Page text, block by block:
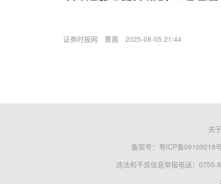
证券时报网 曹晨 2025-08-05 21:44
关
备案号： 粤ICP备09109218
违法和不良信息举报电话：0755-